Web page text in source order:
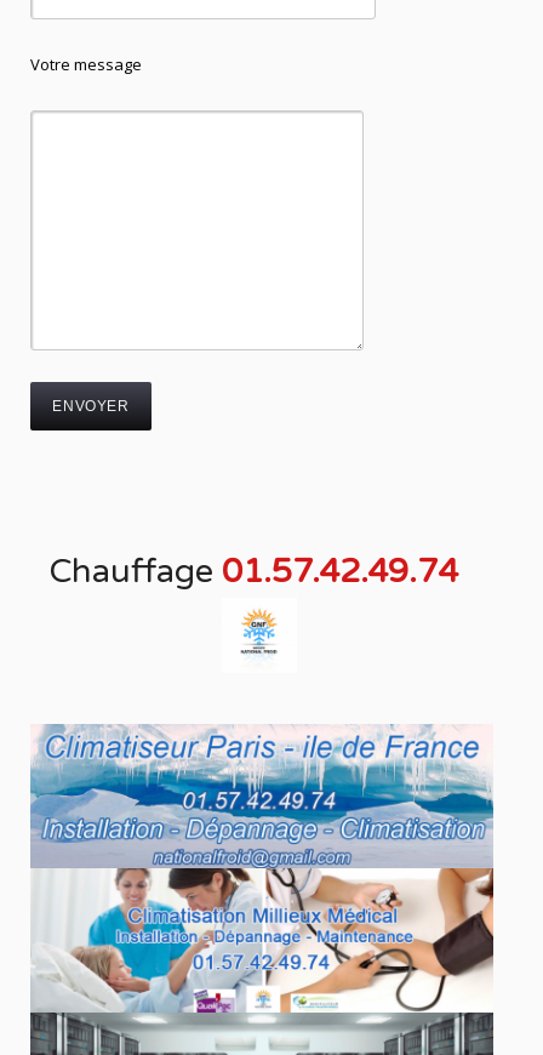
Votre message
Chauffage 01.57.42.49.74